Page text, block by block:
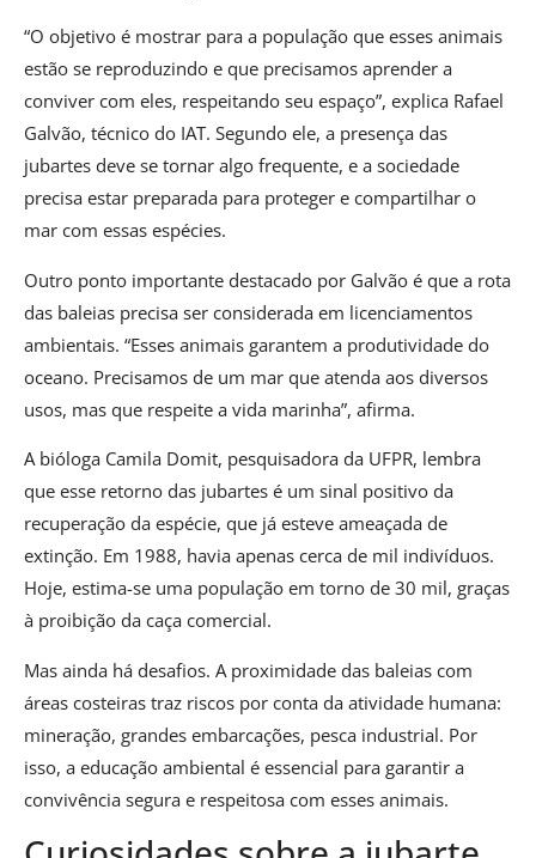
“O objetivo é mostrar para a população que esses animais
estão se reproduzindo e que precisamos aprender a
conviver com eles, respeitando seu espaço”, explica Rafael
Galvão, técnico do IAT. Segundo ele, a presença das
jubartes deve se tornar algo frequente, e a sociedade
precisa estar preparada para proteger e compartilhar o
mar com essas espécies.
Outro ponto importante destacado por Galvão é que a rota
das baleias precisa ser considerada em licenciamentos
ambientais. “Esses animais garantem a produtividade do
oceano. Precisamos de um mar que atenda aos diversos
usos, mas que respeite a vida marinha”, afirma.
A bióloga Camila Domit, pesquisadora da UFPR, lembra
que esse retorno das jubartes é um sinal positivo da
recuperação da espécie, que já esteve ameaçada de
extinção. Em 1988, havia apenas cerca de mil indivíduos.
Hoje, estima-se uma população em torno de 30 mil, graças
à proibição da caça comercial.
Mas ainda há desafios. A proximidade das baleias com
áreas costeiras traz riscos por conta da atividade humana:
mineração, grandes embarcações, pesca industrial. Por
isso, a educação ambiental é essencial para garantir a
convivência segura e respeitosa com esses animais.